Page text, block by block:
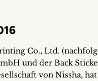
Co., Ltd.
und der Back
von Nissha,